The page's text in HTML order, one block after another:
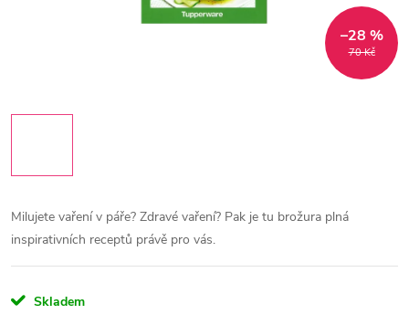
70 Kč
–28 %
Milujete vaření v páře? Zdravé vaření? Pak je tu brožura plná
inspirativních receptů právě pro vás.
Skladem